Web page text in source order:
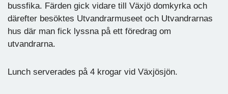
bussfika. Färden gick vidare till Växjö domkyrka och
därefter besöktes Utvandrarmuseet och Utvandrarnas
hus där man fick lyssna på ett föredrag om
utvandrarna.
Lunch serverades på 4 krogar vid Växjösjön.